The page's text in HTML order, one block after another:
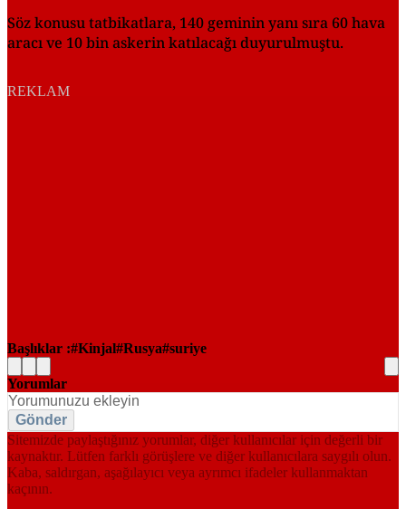
Söz konusu tatbikatlara, 140 geminin yanı sıra 60 hava
aracı ve 10 bin askerin katılacağı duyurulmuştu.
REKLAM
Başlıklar : Kinjal Rusya suriye
Yorumlar
Gönder
Sitemizde paylaştığınız yorumlar, diğer kullanıcılar için değerli bir
kaynaktır. Lütfen farklı görüşlere ve diğer kullanıcılara saygılı olun.
Kaba, saldırgan, aşağılayıcı veya ayrımcı ifadeler kullanmaktan
kaçının.